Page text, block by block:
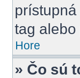
tag
Hore
» Čo sú